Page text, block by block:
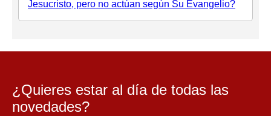
Jesucristo, pero no actúan según Su Evangelio?
¿Quieres estar al día de todas las
novedades?